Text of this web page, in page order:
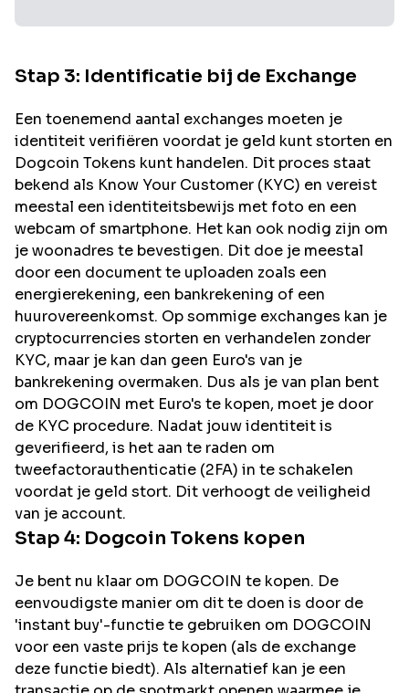
Stap 3: Identificatie bij de Exchange
Een toenemend aantal exchanges moeten je
identiteit verifiëren voordat je geld kunt storten en
Dogcoin Tokens kunt handelen. Dit proces staat
bekend als Know Your Customer (KYC) en vereist
meestal een identiteitsbewijs met foto en een
webcam of smartphone. Het kan ook nodig zijn om
je woonadres te bevestigen. Dit doe je meestal
door een document te uploaden zoals een
energierekening, een bankrekening of een
huurovereenkomst. Op sommige exchanges kan je
cryptocurrencies storten en verhandelen zonder
KYC, maar je kan dan geen Euro's van je
bankrekening overmaken. Dus als je van plan bent
om DOGCOIN met Euro's te kopen, moet je door
de KYC procedure. Nadat jouw identiteit is
geverifieerd, is het aan te raden om
tweefactorauthenticatie (2FA) in te schakelen
voordat je geld stort. Dit verhoogt de veiligheid
van je account.
Stap 4: Dogcoin Tokens kopen
Je bent nu klaar om DOGCOIN te kopen. De
eenvoudigste manier om dit te doen is door de
'instant buy'-functie te gebruiken om DOGCOIN
voor een vaste prijs te kopen (als de exchange
deze functie biedt). Als alternatief kan je een